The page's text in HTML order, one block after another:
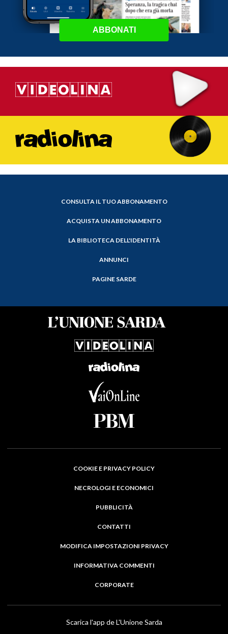
ABBONATI
CONSULTA IL TUO ABBONAMENTO
ACQUISTA UN ABBONAMENTO
LA BIBLIOTECA DELL'IDENTITÀ
ANNUNCI
PAGINE SARDE
COOKIE E PRIVACY POLICY
NECROLOGI E ECONOMICI
PUBBLICITÀ
CONTATTI
MODIFICA IMPOSTAZIONI PRIVACY
INFORMATIVA COMMENTI
CORPORATE
Scarica l'app de L'Unione Sarda